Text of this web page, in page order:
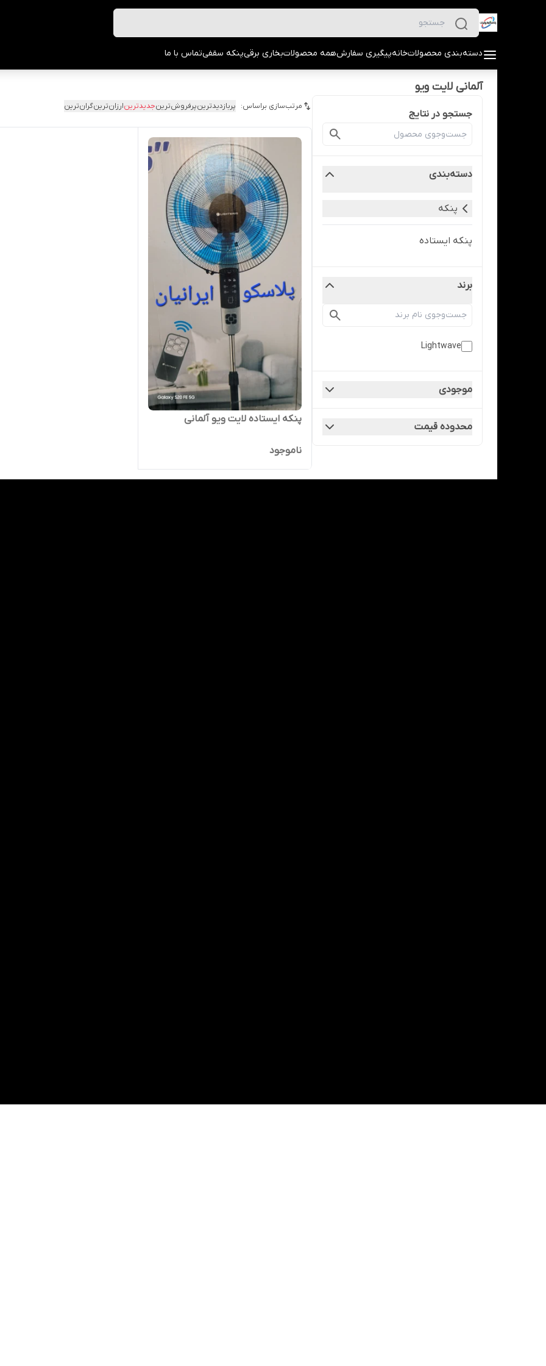
دسته‌بندی محصولاتخانهپیگیری سفارشهمه محصولاتبخاری برقیپنکه سقفیتماس با ما
آلمانی لایت ویو
جستجو در نتایج
دسته‌بندی
پنکه
پنکه ایستاده
برند
Lightwave
موجودی
محدوده قیمت
مرتب‌سازی براساس: پربازدیدترینپرفروش‌ترینجدیدترینارزان‌ترینگران‌ترین
پنکه ایستاده لایت ویو آلمانی
ناموجود